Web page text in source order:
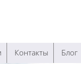
Контакты Блог